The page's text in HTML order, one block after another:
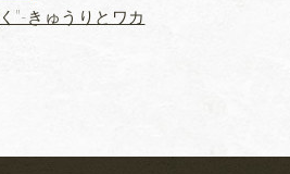
”‐きゅうりとワカ